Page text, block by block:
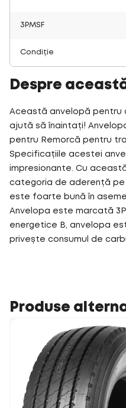
3PMSF
Condiție
Despre
Această anvelopă pentru
ajută să înaintați!
pentru Remorcă pentru
Specificațiile acestei
impresionante. Cu
categoria de aderență pe
este foarte bună în
Anvelopa este marcată
energetice B, anvelopa
privește consumul de
Produse